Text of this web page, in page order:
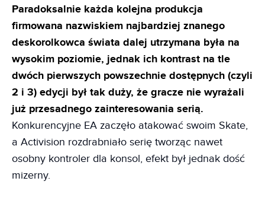
Paradoksalnie każda kolejna produkcja
firmowana nazwiskiem najbardziej znanego
deskorolkowca świata dalej utrzymana była na
wysokim poziomie, jednak ich kontrast na tle
dwóch pierwszych powszechnie dostępnych (czyli
2 i 3) edycji był tak duży, że gracze nie wyrażali
już przesadnego zainteresowania serią.
Konkurencyjne EA zaczęło atakować swoim Skate,
a Activision rozdrabniało serię tworząc nawet
osobny kontroler dla konsol, efekt był jednak dość
mizerny.